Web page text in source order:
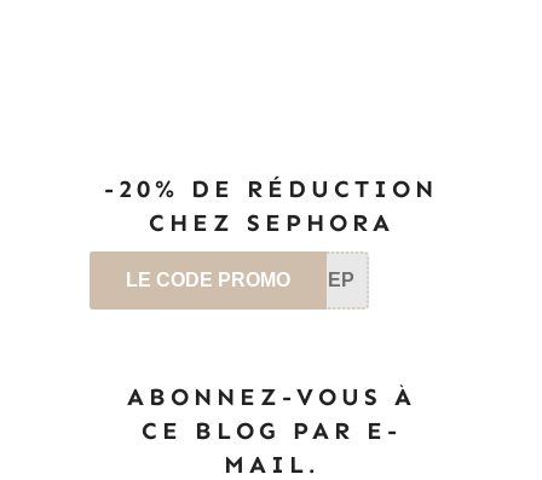
-20% DE RÉDUCTION
CHEZ SEPHORA
LE CODE PROMO SEP
ABONNEZ-VOUS À
CE BLOG PAR E-
MAIL.